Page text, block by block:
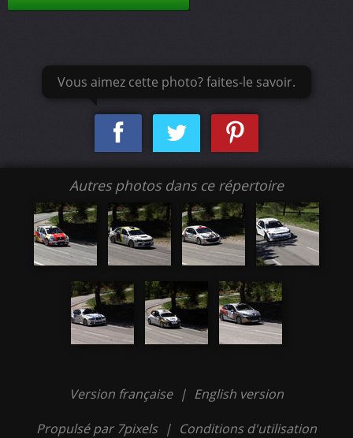
Vous aimez cette photo? faites-le savoir.
Autres photos dans ce répertoire
Version française | English version
Propulsé par 7pixels | Conditions d'utilisation